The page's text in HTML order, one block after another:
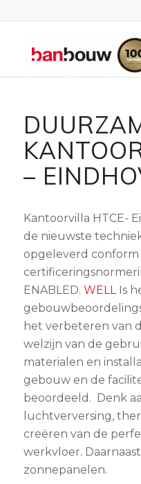
–
Kantoorvilla HTCE-
de nieuwste
opgeleverd conform
ENABLED. WELLIs
het verbeteren van
welzijn van de
materialen en
gebouw en de
beoordeeld. Denk
luchtverversing,
creëren van de
werkvloer.
zonnepanelen.